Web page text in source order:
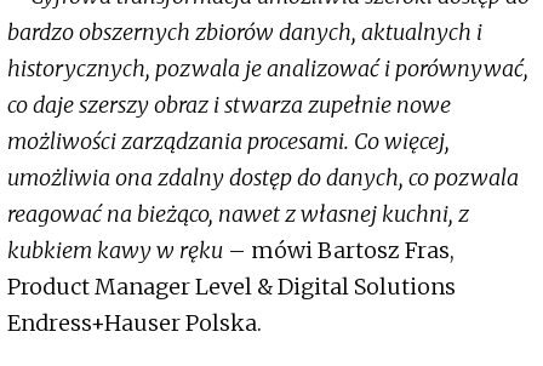
bardzo obszernych zbiorów danych, aktualnych i
historycznych, pozwala je analizować i porównywać,
co daje szerszy obraz i stwarza zupełnie nowe
możliwości zarządzania procesami. Co więcej,
umożliwia ona zdalny dostęp do danych, co pozwala
reagować na bieżąco, nawet z własnej kuchni, z
kubkiem kawy w ręku – mówi Bartosz Fras,
Product Manager Level & Digital Solutions
Endress+Hauser Polska.